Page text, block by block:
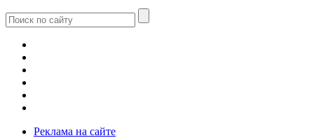
Реклама на сайте